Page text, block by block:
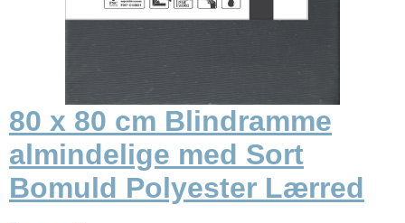
80 x 80 cm Blindramme
almindelige med Sort
Bomuld Polyester Lærred